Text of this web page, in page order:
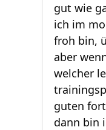
gut wie
ich im
froh bin,
aber
welcher
guten
dann bin